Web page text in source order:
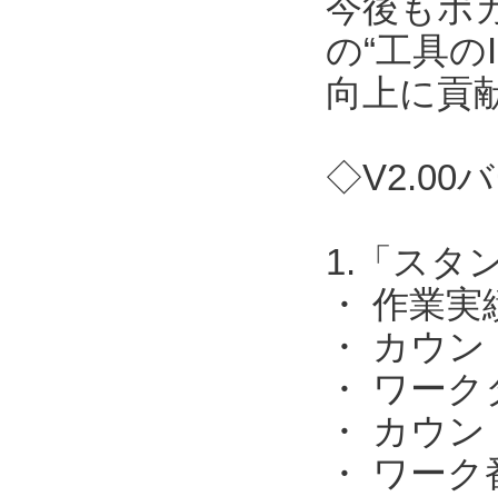
今後もポ
の“工具
向上に貢
◇V2.00バ
1.「スタ
・ 作業
・ カウ
・ ワー
・ カウ
・ ワー